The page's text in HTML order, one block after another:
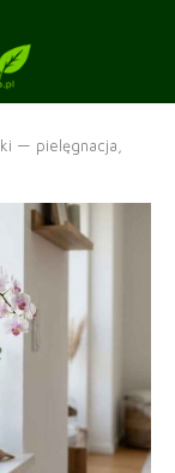
— pielęgnacja,